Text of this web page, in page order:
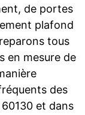
de portes
plafond
tous
en mesure de
des
et dans